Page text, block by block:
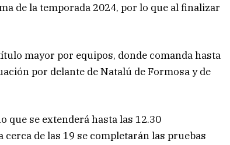
de la temporada 2024, por lo que al finalizar
mayor por equipos, donde comanda hasta
por delante de Natalú de Formosa y de
que se extenderá hasta las 12.30
de las 19 se completarán las pruebas